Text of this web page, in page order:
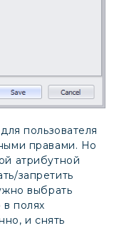
пользователя
правами. Но
атрибутной
запретить
выбрать
полях
и снять